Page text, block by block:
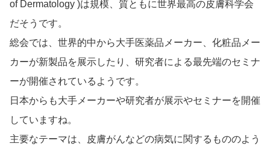
of Dermatology )は規模、質ともに世界最高の皮膚科学会
だそうです。
総会では、世界的中から大手医薬品メーカー、化粧品メー
カーが新製品を展示したり、研究者による最先端のセミナ
ーが開催されているようです。
日本からも大手メーカーや研究者が展示やセミナーを開催
していますね。
主要なテーマは、皮膚がんなどの病気に関するもののよう